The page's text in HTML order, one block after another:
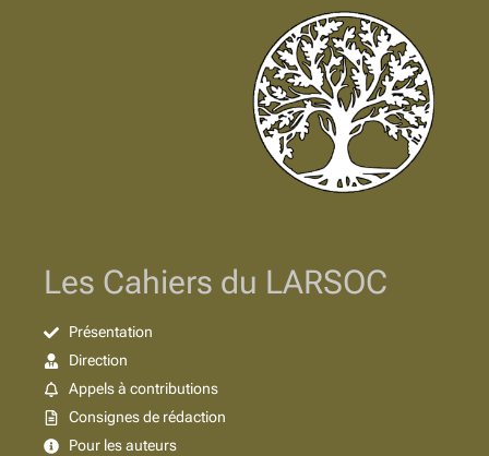
Les Cahiers du LARSOC
Présentation
Direction
Appels à contributions
Consignes de rédaction
Pour les auteurs